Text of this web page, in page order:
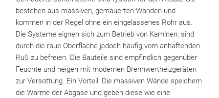
bestehen aus massiven, gemauerten Wänden und
kommen in der Regel ohne ein eingelassenes Rohr aus.
Die Systeme eignen sich zum Betrieb von Kaminen, sind
durch die raue Oberfläche jedoch häufig vom anhaftenden
Ruß zu befreien. Die Bauteile sind empfindlich gegenüber
Feuchte und neigen mit modernen Brennwertheizgeräten
zur Versottung. Ein Vorteil: Die massiven Wände speichern
die Wärme der Abgase und geben diese wie eine